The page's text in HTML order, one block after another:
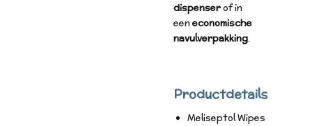
dispenserof in
een economische
navulverpakking.
Productdetails
Meliseptol Wipes